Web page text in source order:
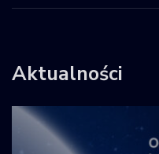
Aktualności